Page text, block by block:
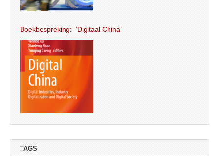
Boekbespreking: ‘Digitaal China’
TAGS